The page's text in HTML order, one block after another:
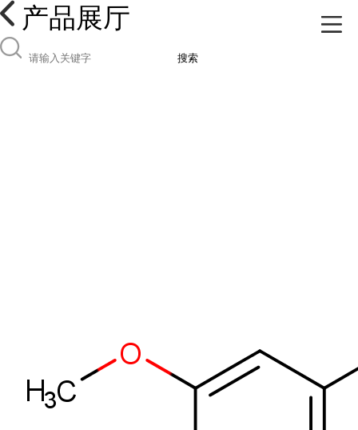
产品展厅
搜索